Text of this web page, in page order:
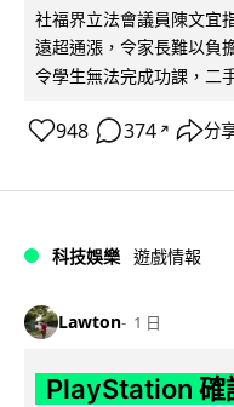
社福界立法會議員陳文宜
遠超通漲，令家長難以負
令學生無法完成功課，二
948 374 ↗ 分
科技娛樂 遊戲情報
Lawton 1 日
PlayStation 確